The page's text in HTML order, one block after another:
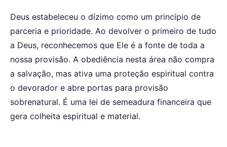
Deus estabeleceu o dízimo como um princípio de
parceria e prioridade. Ao devolver o primeiro de tudo
a Deus, reconhecemos que Ele é a fonte de toda a
nossa provisão. A obediência nesta área não compra
a salvação, mas ativa uma proteção espiritual contra
o devorador e abre portas para provisão
sobrenatural. É uma lei de semeadura financeira que
gera colheita espiritual e material.